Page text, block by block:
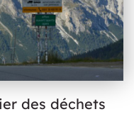
des déchets